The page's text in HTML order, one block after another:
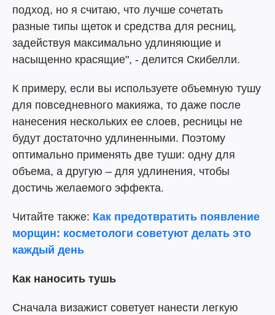
подход, но я считаю, что лучше сочетать
разные типы щеток и средства для ресниц,
задействуя максимально удлиняющие и
насыщенно красящие", - делится Скибелли.
К примеру, если вы используете объемную тушу
для повседневного макияжа, то даже после
нанесения нескольких ее слоев, ресницы не
будут достаточно удлиненными. Поэтому
оптимально применять две туши: одну для
объема, а другую – для удлинения, чтобы
достичь желаемого эффекта.
Читайте также: Как предотвратить появление
морщин: косметологи советуют делать это
каждый день
Как наносить тушь
Сначала визажист советует нанести легкую